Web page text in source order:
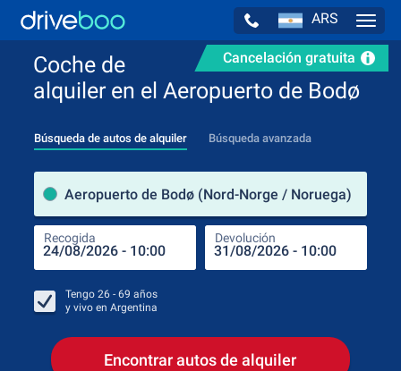
ARS
Cancelación gratuita
Coche de
alquiler en el Aeropuerto de Bodø
Búsqueda de autos de alquiler Búsqueda avanzada
Aeropuerto de Bodø (Nord-Norge / Noruega)
Recogida Devolución
Tengo 26 - 69 años
y vivo en Argentina
Encontrar autos de alquiler